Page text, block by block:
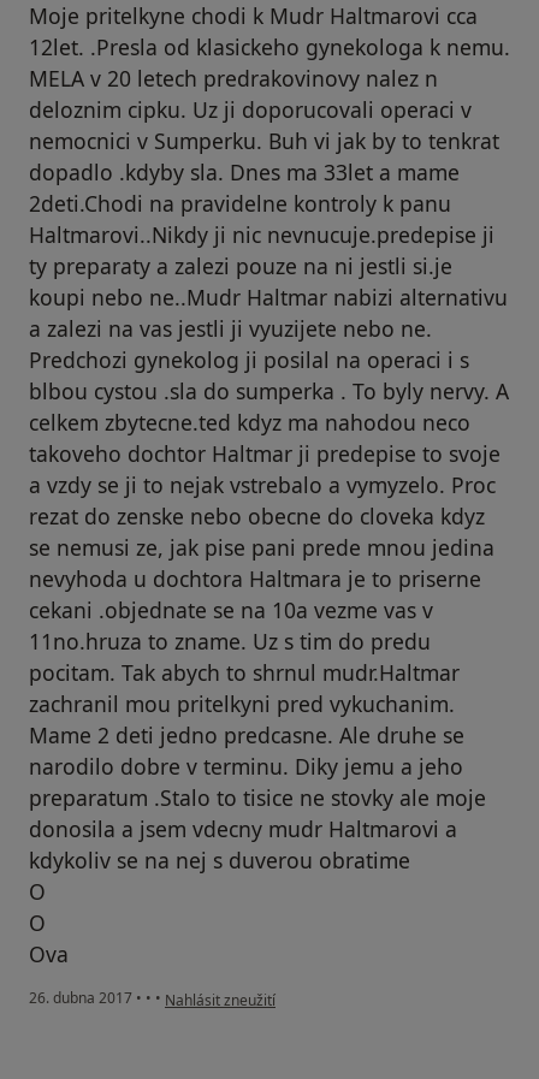
Moje pritelkyne chodi k Mudr Haltmarovi cca
12let. .Presla od klasickeho gynekologa k nemu.
MELA v 20 letech predrakovinovy nalez n
deloznim cipku. Uz ji doporucovali operaci v
nemocnici v Sumperku. Buh vi jak by to tenkrat
dopadlo .kdyby sla. Dnes ma 33let a mame
2deti.Chodi na pravidelne kontroly k panu
Haltmarovi..Nikdy ji nic nevnucuje.predepise ji
ty preparaty a zalezi pouze na ni jestli si.je
koupi nebo ne..Mudr Haltmar nabizi alternativu
a zalezi na vas jestli ji vyuzijete nebo ne.
Predchozi gynekolog ji posilal na operaci i s
blbou cystou .sla do sumperka . To byly nervy. A
celkem zbytecne.ted kdyz ma nahodou neco
takoveho dochtor Haltmar ji predepise to svoje
a vzdy se ji to nejak vstrebalo a vymyzelo. Proc
rezat do zenske nebo obecne do cloveka kdyz
se nemusi ze, jak pise pani prede mnou jedina
nevyhoda u dochtora Haltmara je to priserne
cekani .objednate se na 10a vezme vas v
11no.hruza to zname. Uz s tim do predu
pocitam. Tak abych to shrnul mudr.Haltmar
zachranil mou pritelkyni pred vykuchanim.
Mame 2 deti jedno predcasne. Ale druhe se
narodilo dobre v terminu. Diky jemu a jeho
preparatum .Stalo to tisice ne stovky ale moje
donosila a jsem vdecny mudr Haltmarovi a
kdykoliv se na nej s duverou obratime
O
O
Ova
26. dubna 2017 • • • podle názoru uživatele Váš účet byl odstraněn
Nahlásit zneužití